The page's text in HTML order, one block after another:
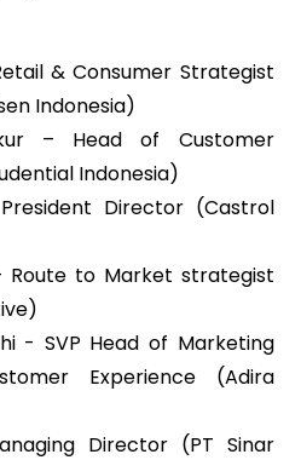
& Consumer Strategist
Indonesia)
– Head of Customer
Indonesia)
Director (Castrol
Route to Market strategist
- SVP Head of Marketing
Experience (Adira
Director (PT Sinar